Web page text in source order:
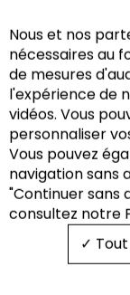
Recherche
Nous et nos
nécessaires au
de mesures
l'expérience de
vidéos. Vous
personnaliser
Vous pouvez
navigation sans
"Continuer sans
consultez notre